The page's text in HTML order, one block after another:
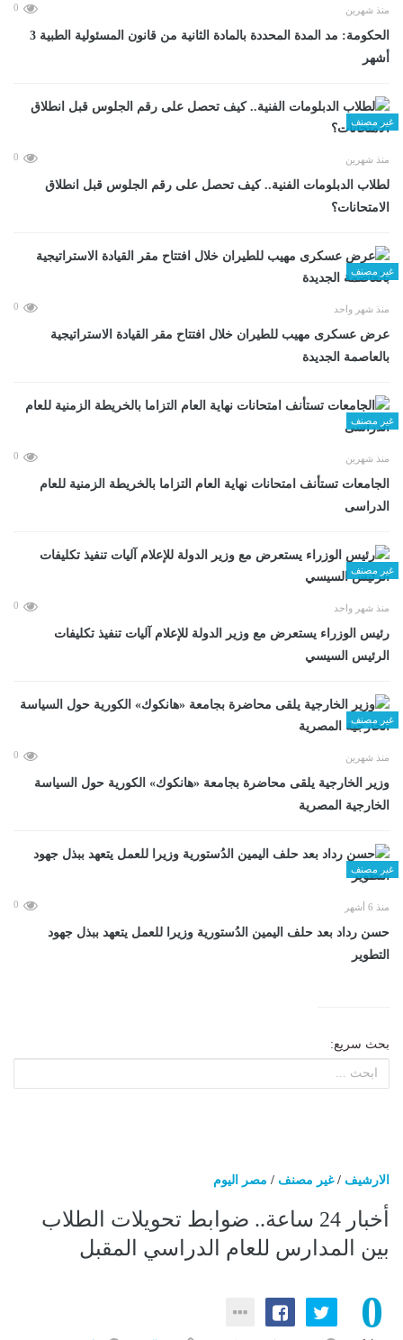
منذ شهرين 0
الحكومة: مد المدة المحددة بالمادة الثانية من قانون المسئولية الطبية 3
أشهر
غير مصنف
منذ شهرين 0
لطلاب الدبلومات الفنية.. كيف تحصل على رقم الجلوس قبل انطلاق
الامتحانات؟
غير مصنف
منذ شهر واحد 0
عرض عسكرى مهيب للطيران خلال افتتاح مقر القيادة الاستراتيجية
بالعاصمة الجديدة
غير مصنف
منذ شهرين 0
الجامعات تستأنف امتحانات نهاية العام التزاما بالخريطة الزمنية للعام
الدراسى
غير مصنف
منذ شهر واحد 0
رئيس الوزراء يستعرض مع وزير الدولة للإعلام آليات تنفيذ تكليفات
الرئيس السيسي
غير مصنف
منذ شهرين 0
وزير الخارجية يلقى محاضرة بجامعة «هانكوك» الكورية حول السياسة
الخارجية المصرية
غير مصنف
منذ 6 أشهر 0
حسن رداد بعد حلف اليمين الدُستورية وزيرا للعمل يتعهد ببذل جهود
التطوير
بحث سريع:
الارشيف /غير مصنف / مصر اليوم
أخبار 24 ساعة.. ضوابط تحويلات الطلاب
بين المدارس للعام الدراسي المقبل
0